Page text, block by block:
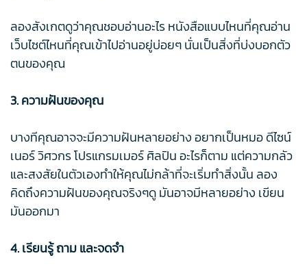
ลองสังเกตดูว่าคุณชอบอ่านอะไร หนังสือแบบไหนที่คุณอ่าน
เว็บไซต์ไหนที่คุณเข้าไปอ่านอยู่บ่อยๆ นั่นเป็นสิ่งที่บ่งบอกตัว
ตนของคุณ
3. ความฝันของคุณ
บางทีคุณอาจจะมีความฝันหลายอย่าง อยากเป็นหมอ ดีไซน์
เนอร์ วิศวกร โปรแกรมเมอร์ ศิลปิน อะไรก็ตาม แต่ความกลัว
และสงสัยในตัวเองทำให้คุณไม่กล้าที่จะเริ่มทำสิ่งนั้น ลอง
คิดถึงความฝันของคุณจริงๆดู มันอาจมีหลายอย่าง เขียน
มันออกมา
4. เรียนรู้ ถาม และจดจำ